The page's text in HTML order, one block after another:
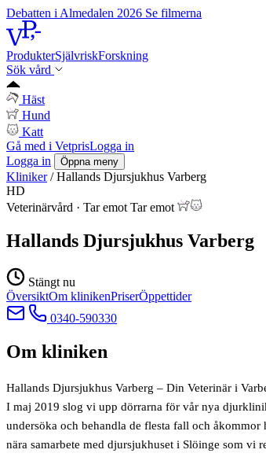
Debatten i Almedalen 2026 Se filmerna
ProdukterSjälvriskForskning
Sök vård
Häst
Hund
Katt
Gå med i VetprisLogga in
Logga in
Öppna meny
Kliniker / Hallands Djursjukhus Varberg
HD
Veterinärvård · Tar emot Tar emot
Hallands Djursjukhus Varberg
Stängt nu
ÖversiktOm klinikenPriserÖppettider
0340-590330
Om kliniken
Hallands Djursjukhus Varberg – Din Veterinär i
I maj 2019 slog vi upp dörrarna för vår nya
undersöka och behandla de flesta fall och
nära samarbete med djursjukhuset i Slöinge som vi